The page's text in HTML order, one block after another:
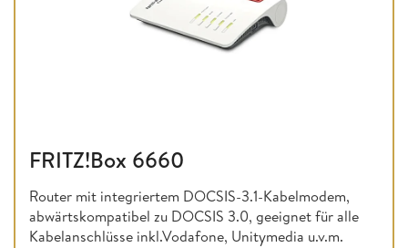
FRITZ!Box 6660
Router mit integriertem DOCSIS-3.1-Kabelmodem,
abwärtskompatibel zu DOCSIS 3.0, geeignet für alle
Kabelanschlüsse inkl.Vodafone, Unitymedia u.v.m.